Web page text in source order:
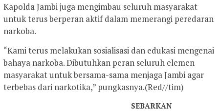
Kapolda Jambi juga mengimbau seluruh masyarakat
untuk terus berperan aktif dalam memerangi peredaran
narkoba.
“Kami terus melakukan sosialisasi dan edukasi mengenai
bahaya narkoba. Dibutuhkan peran seluruh elemen
masyarakat untuk bersama-sama menjaga Jambi agar
terbebas dari narkotika,” pungkasnya.(Red//tim)
SEBARKAN